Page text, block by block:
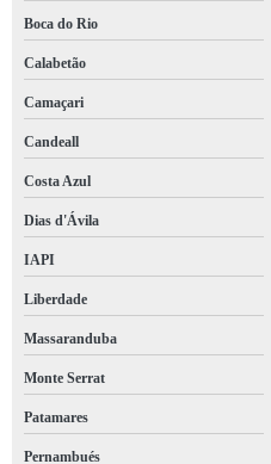
Boca do Rio
Calabetão
Camaçari
Candeall
Costa Azul
Dias d'Ávila
IAPI
Liberdade
Massaranduba
Monte Serrat
Patamares
Pernambués